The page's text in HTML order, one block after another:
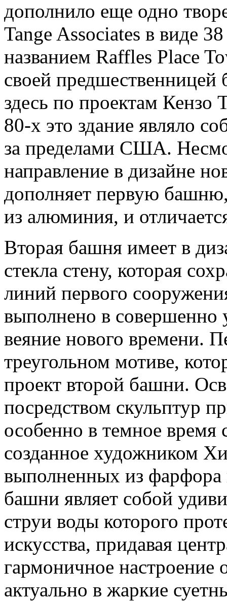
дополнило еще одно
Tange Associates в виде
названием Raffles Place
своей
здесь по проектам Кензо
80-х это здание являло
за пределами США.
направление в дизайне
дополняет первую
из алюминия, и
Вторая башня имеет в
стекла стену, которая
линий первого
выполнено в совершенно
веяние нового времени.
треугольном мотиве,
проект второй башни.
посредством скульптур
особенно в темное время
созданное художником
выполненных из фарфора
башни являет собой
струи воды которого
искусства, придавая
гармоничное
актуально в жаркие